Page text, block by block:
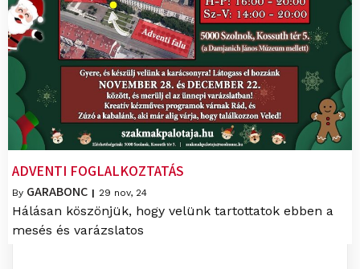
ADVENTI FOGLALKOZTATÁS
By GARABONC | 29 nov, 24
Hálásan köszönjük, hogy velünk tartottatok ebben a
mesés és varázslatos